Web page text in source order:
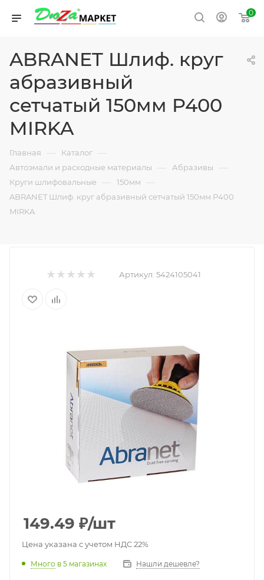
0
ABRANET Шлиф. круг
абразивный
сетчатый 150мм P400
MIRKA
Главная — Каталог —
Автоэмали и расходные материалы — Абразивы —
Круги шлифовальные — 150мм —
ABRANET Шлиф. круг абразивный сетчатый 150мм P400
MIRKA
Артикул: 5424105041
149.49 ₽/шт
Цена указана с учетом НДС 22%
Много в 5 магазинах Нашли дешевле?